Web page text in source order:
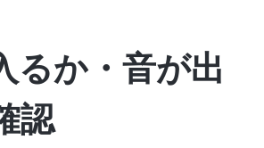
るか・音が出
認